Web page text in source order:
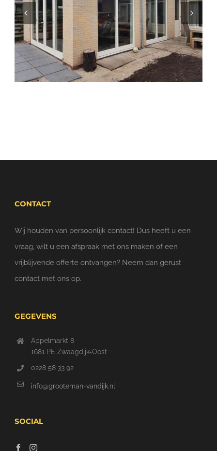
CONTACT
Wij houden van persoonlijk contact! Dus heeft u een
vraag, wilt u een afspraak met ons maken of een
vrijblijvende offerte ontvangen? Neem dan gerust
contact met ons op.
GEGEVENS
Appelmarkt 8
1681 PE Zwaagdijk-Oost
0228 58 33 92
info@grooteman-vandijk.nl
SOCIAL